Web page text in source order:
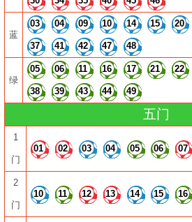
蓝
03 04 09 10 14 15 20
37 41 42 47 48
绿
05 06 11 16 17 21 22
38 39 43 44 49
五门
1
门
01 02 03 04 05 06 07
2
门
10 11 12 13 14 15 16